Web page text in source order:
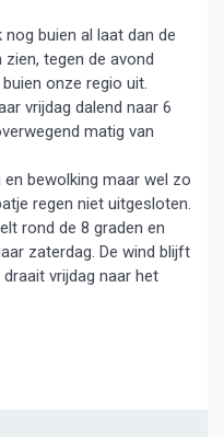
buien al laat dan de
tegen de avond
onze regio uit.
vrijdag dalend naar 6
matig van
bewolking maar wel zo
regen niet uitgesloten.
rond de 8 graden en
zaterdag. De wind blijft
vrijdag naar het